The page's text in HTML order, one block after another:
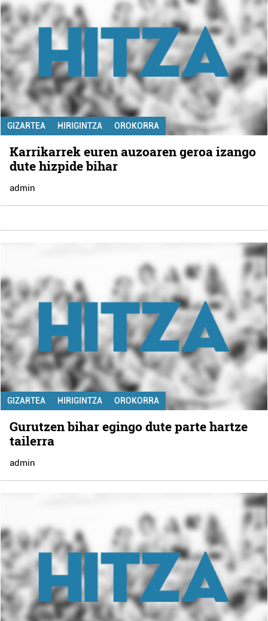
GIZARTEA HIRIGINTZA OROKORRA
Karrikarrek euren auzoaren geroa izango
dute hizpide bihar
admin
GIZARTEA HIRIGINTZA OROKORRA
Gurutzen bihar egingo dute parte hartze
tailerra
admin